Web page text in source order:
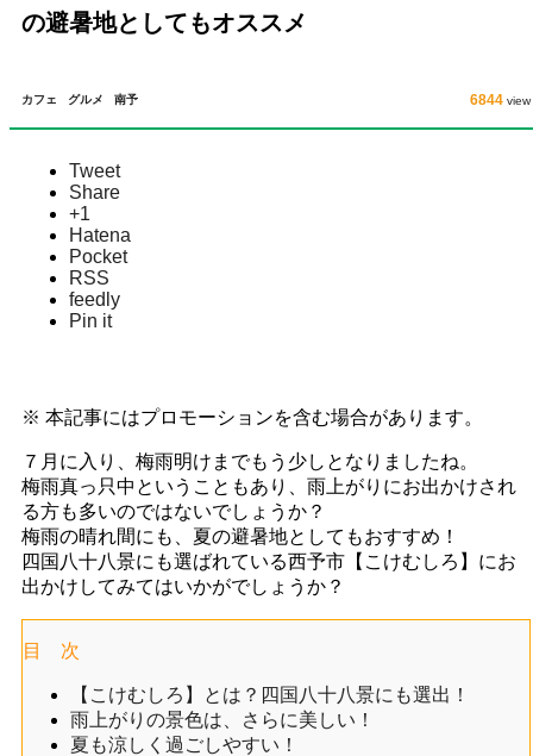
の避暑地としてもオススメ
カフェ グルメ 南予 6844 view
Tweet
Share
+1
Hatena
Pocket
RSS
feedly
Pin it
※ 本記事にはプロモーションを含む場合があります。
７月に入り、梅雨明けまでもう少しとなりましたね。
梅雨真っ只中ということもあり、雨上がりにお出かけされ
る方も多いのではないでしょうか？
梅雨の晴れ間にも、夏の避暑地としてもおすすめ！
四国八十八景にも選ばれている西予市【こけむしろ】にお
出かけしてみてはいかがでしょうか？
目 次
【こけむしろ】とは？四国八十八景にも選出！
雨上がりの景色は、さらに美しい！
夏も涼しく過ごしやすい！